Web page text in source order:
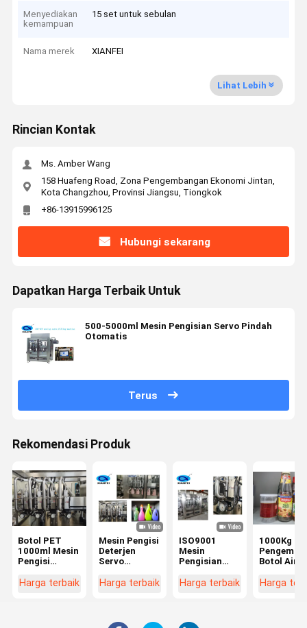
Menyediakan
kemampuan
15 set untuk sebulan
Nama merek XIANFEI
Lihat Lebih
Rincian Kontak
Ms. Amber Wang
158 Huafeng Road, Zona Pengembangan Ekonomi Jintan,
Kota Changzhou, Provinsi Jiangsu, Tiongkok
+86-13915996125
Hubungi sekarang
Dapatkan Harga Terbaik Untuk
500-5000ml Mesin Pengisian Servo Pindah
Otomatis
Terus
Rekomendasi Produk
Botol PET
1000ml Mesin
Pengisi
SUS316L
Harga terbaik
Mesin Pengisi
Deterjen
Servo
Otomatis
Datar
Harga terbaik
ISO9001
Mesin
Pengisian
Otomatis
Deterjen
Harga terbaik
1000Kg
Botol Air
2000mm
Harga